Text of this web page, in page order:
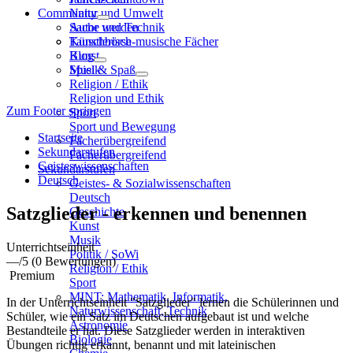
Natur und Umwelt
Sache und Technik
Künstlerisch-musische Fächer
Kunst
Musik
Religion / Ethik
Religion und Ethik
Sport
Sport und Bewegung
Fächerübergreifend
Fächerübergreifend
Sekundarstufen
Geistes- & Sozialwissenschaften
Deutsch
Geschichte
Kunst
Musik
Politik / SoWi
Religion / Ethik
Sport
MINT: Mathematik, Informatik,
Naturwissenschaft, Technik
Astronomie
Biologie
Community
Autor werden
Tauschbörse
Blog
Spiel & Spaß
Zum Footer springen
Startseite
Sekundarstufen
Geisteswissenschaften
Deutsch
Satzglieder - erkennen und benennen
Unterrichtseinheit
—/5 (0 Bewertungen)
Premium
In der Unterrichtseinheit "Satzglieder" lernen die Schülerinnen und
Schüler, wie ein Satz im Deutschen aufgebaut ist und welche
Bestandteile er hat. Diese Satzglieder werden in interaktiven
Übungen richtig erkannt, benannt und mit lateinischen